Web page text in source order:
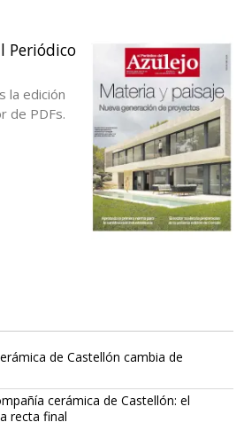
Periódico
la edición
de PDFs.
de Castellón cambia de
cerámica de Castellón: el
recta final